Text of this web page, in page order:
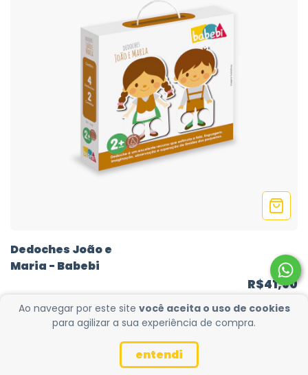
Ao navegar por este site você aceita o uso de cookies
para agilizar a sua experiência de compra.
entendi
Dedoches João e
Maria - Babebi
R$41,90